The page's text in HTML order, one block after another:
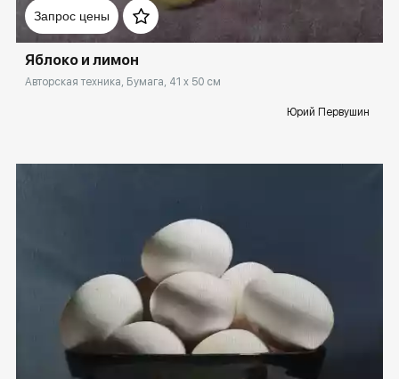
Запрос цены
Яблоко и лимон
Авторская техника, Бумага, 41 x 50 см
Юрий Первушин